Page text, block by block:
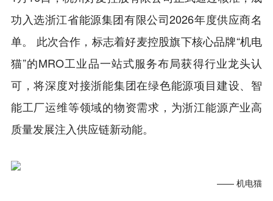
功入选浙江省能源集团有限公司2026年度供应商名
单。 此次合作，标志着好麦控股旗下核心品牌“机电
猫”的MRO工业品一站式服务布局获得行业龙头认
可，将深度对接浙能集团在绿色能源项目建设、智
能工厂运维等领域的物资需求，为浙江能源产业高
质量发展注入供应链新动能。
—— 机电猫